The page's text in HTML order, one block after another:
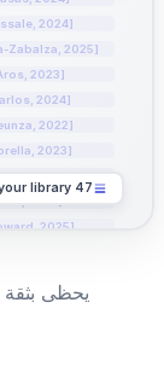
[Lassale, 2024]
[Galilea-Zabalza, 2025]
[Aros, 2023]
[Carlos, 2024]
[Beunza, 2022]
[Corella, 2023]
[Sánchez-Villegas, 2024]
[Fitó, 2023]
[Howard, 2025]
[Kim, 2024]
47
يحظى